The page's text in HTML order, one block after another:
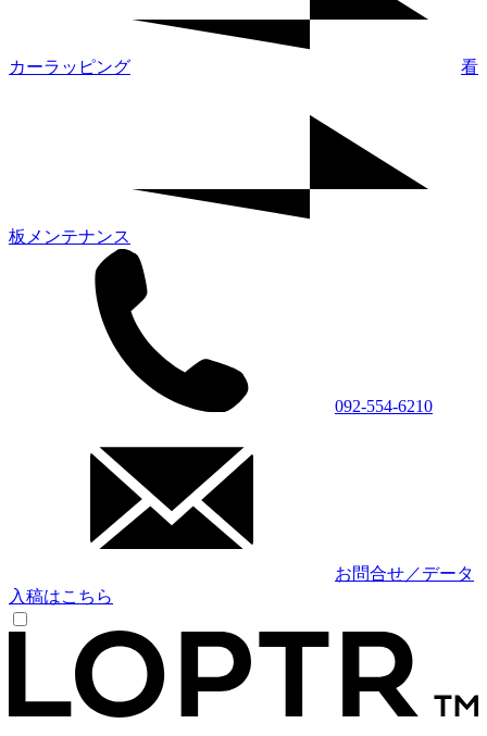
カーラッピング 看
板メンテナンス
092-554-6210
お問合せ／データ
入稿はこちら